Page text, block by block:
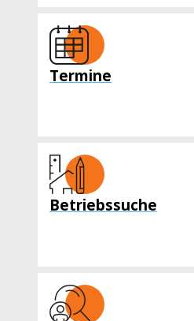
Termine
Betriebssuche